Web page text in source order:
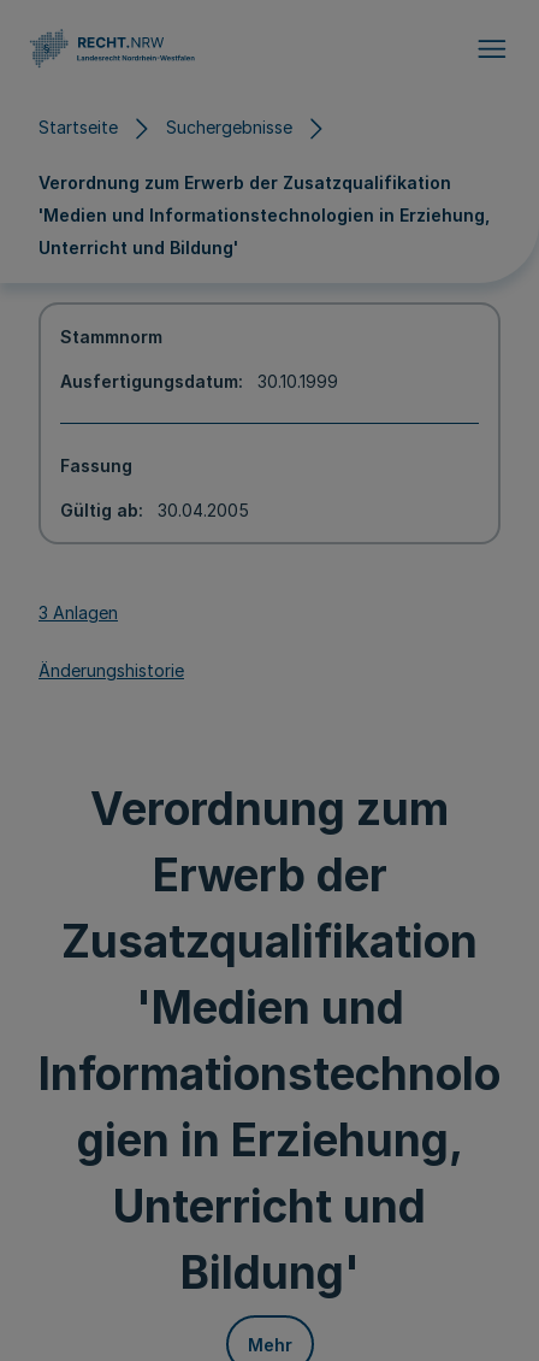
Startseite Suchergebnisse
Verordnung zum Erwerb der Zusatzqualifikation
'Medien und Informationstechnologien in Erziehung,
Unterricht und Bildung'
Stammnorm
Ausfertigungsdatum 30.10.1999
Fassung
Gültig ab 30.04.2005
3 Anlagen
Änderungshistorie
Verordnung zum
Erwerb der
Zusatzqualifikation
'Medien und
Informationstechnolo
gien in Erziehung,
Unterricht und
Bildung'
Mehr